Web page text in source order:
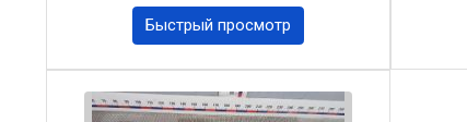
Быстрый просмотр